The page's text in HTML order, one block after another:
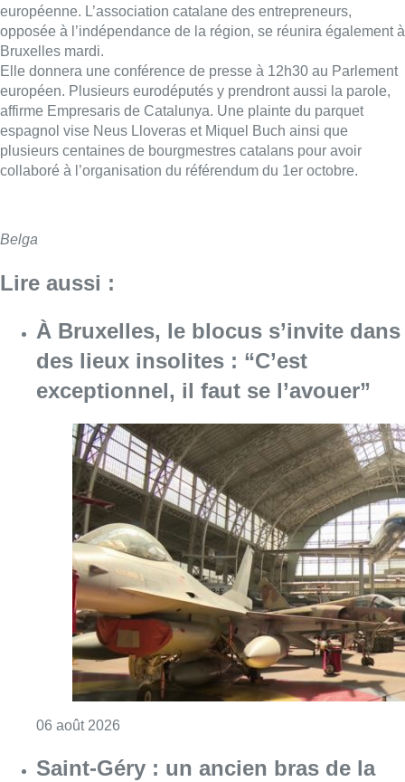
européenne. L’association catalane des entrepreneurs,
opposée à l’indépendance de la région, se réunira également à
Bruxelles mardi.
Elle donnera une conférence de presse à 12h30 au Parlement
européen. Plusieurs eurodéputés y prendront aussi la parole,
affirme Empresaris de Catalunya. Une plainte du parquet
espagnol vise Neus Lloveras et Miquel Buch ainsi que
plusieurs centaines de bourgmestres catalans pour avoir
collaboré à l’organisation du référendum du 1er octobre.
Belga
Lire aussi :
À Bruxelles, le blocus s’invite dans
des lieux insolites : “C’est
exceptionnel, il faut se l’avouer”
06 août 2026
Saint-Géry : un ancien bras de la